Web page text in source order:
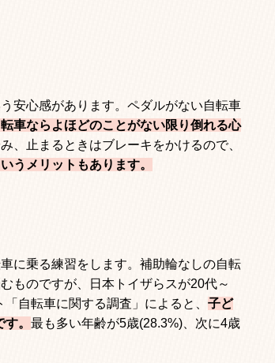
安心感があります。ペダルがない自転車
車ならよほどのことがない限り倒れる心
、止まるときはブレーキをかけるので、
うメリットもあります。
に乗る練習をします。補助輪なしの自転
ものですが、日本トイザらスが20代～
自転車に関する調査」によると、 子ど
。 最も多い年齢が5歳(28.3%)、次に4歳